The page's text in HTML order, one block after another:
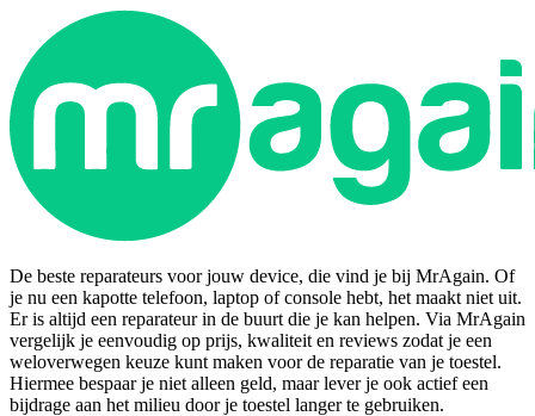
De beste reparateurs voor jouw device, die vind je bij MrAgain. Of
je nu een kapotte telefoon, laptop of console hebt, het maakt niet uit.
Er is altijd een reparateur in de buurt die je kan helpen. Via MrAgain
vergelijk je eenvoudig op prijs, kwaliteit en reviews zodat je een
weloverwegen keuze kunt maken voor de reparatie van je toestel.
Hiermee bespaar je niet alleen geld, maar lever je ook actief een
bijdrage aan het milieu door je toestel langer te gebruiken.